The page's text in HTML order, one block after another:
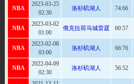
NBA
2023-03-25
02:30
洛杉矶湖人 74:66
NBA
2023-03-02
01:00
俄克拉荷马城雷霆 60:57
NBA
2023-02-08
03:00
洛杉矶湖人 66:76
NBA
2022-04-09
02:30
洛杉矶湖人 56:52